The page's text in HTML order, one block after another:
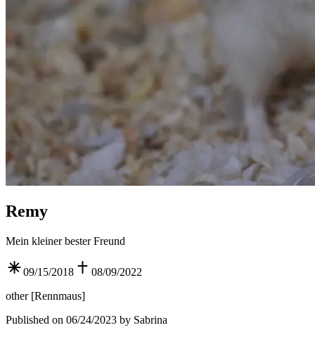
Remy
Mein kleiner bester Freund
09/15/2018
08/09/2022
other[Rennmaus]
Published on 06/24/2023 by Sabrina